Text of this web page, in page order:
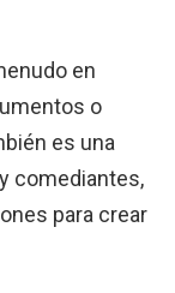
en
o
es una
comediantes,
para crear